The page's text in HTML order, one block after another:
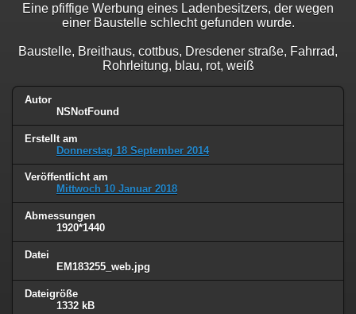
Eine pfiffige Werbung eines Ladenbesitzers, der wegen
einer Baustelle schlecht gefunden wurde.
Baustelle, Breithaus, cottbus, Dresdener straße, Fahrrad,
Rohrleitung, blau, rot, weiß
Autor
NSNotFound
Erstellt am
Donnerstag 18 September 2014
Veröffentlicht am
Mittwoch 10 Januar 2018
Abmessungen
1920*1440
Datei
EM183255_web.jpg
Dateigröße
1332 kB